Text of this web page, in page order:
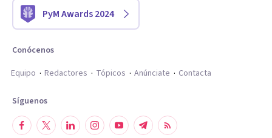
PyM Awards 2024
Conócenos
Equipo
Redactores Tópicos Anúnciate Contacta
Síguenos